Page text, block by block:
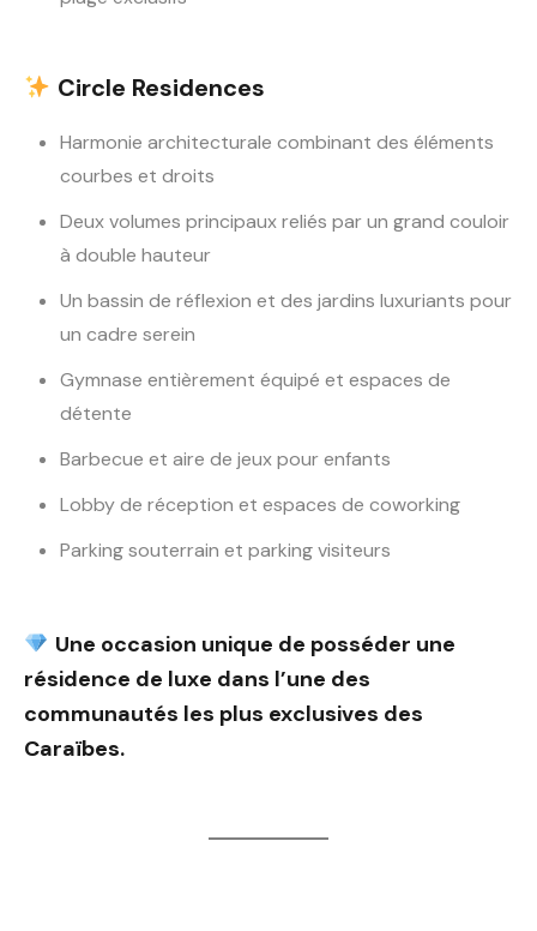
Circle Residences
Harmonie architecturale combinant des éléments
courbes et droits
Deux volumes principaux reliés par un grand couloir
à double hauteur
Un bassin de réflexion et des jardins luxuriants pour
un cadre serein
Gymnase entièrement équipé et espaces de
détente
Barbecue et aire de jeux pour enfants
Lobby de réception et espaces de coworking
Parking souterrain et parking visiteurs
Une occasion unique de posséder une
résidence de luxe dans l’une des
communautés les plus exclusives des
Caraïbes.